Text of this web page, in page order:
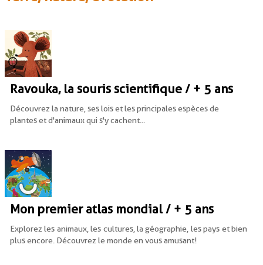
Ravouka, la souris scientifique / + 5 ans
Découvrez la nature, ses lois et les principales espèces de
plantes et d'animaux qui s'y cachent...
Mon premier atlas mondial / + 5 ans
Explorez les animaux, les cultures, la géographie, les pays et bien
plus encore. Découvrez le monde en vous amusant !